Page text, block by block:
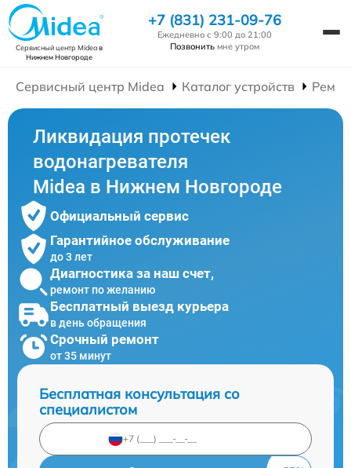
Сервисный центр Mideaв
Нижнем Новгороде
+7 (831) 231-09-76
Ежедневно с 9:00 до 21:00
Позвонить мне утром
Сервисный центр Midea Каталог устройств
Ликвидация протечек
водонагревателя
Midea в Нижнем Новгороде
Официальный сервис
Гарантийное обслуживание
до 3 лет
Диагностика за наш счет,
ремонт по желанию
Бесплатный выезд курьера
в день обращения
Срочный ремонт
от 35 минут
Бесплатная консультация со
специалистом